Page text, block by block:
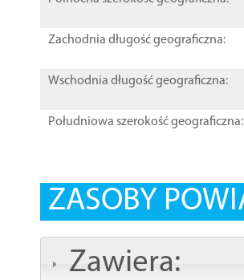
Zachodnia długość geograficzna:
Wschodnia długość geograficzna:
Południowa szerokość geograficzna:
ZASOBY
Zawiera: